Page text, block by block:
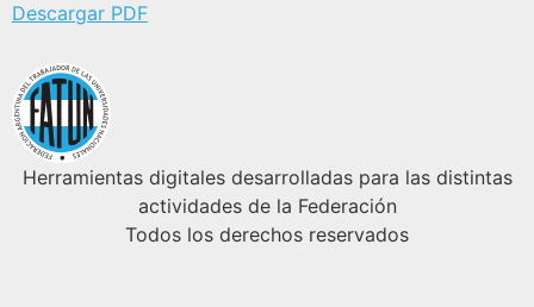
Descargar PDF
Herramientas digitales desarrolladas para las distintas
actividades de la Federación
Todos los derechos reservados